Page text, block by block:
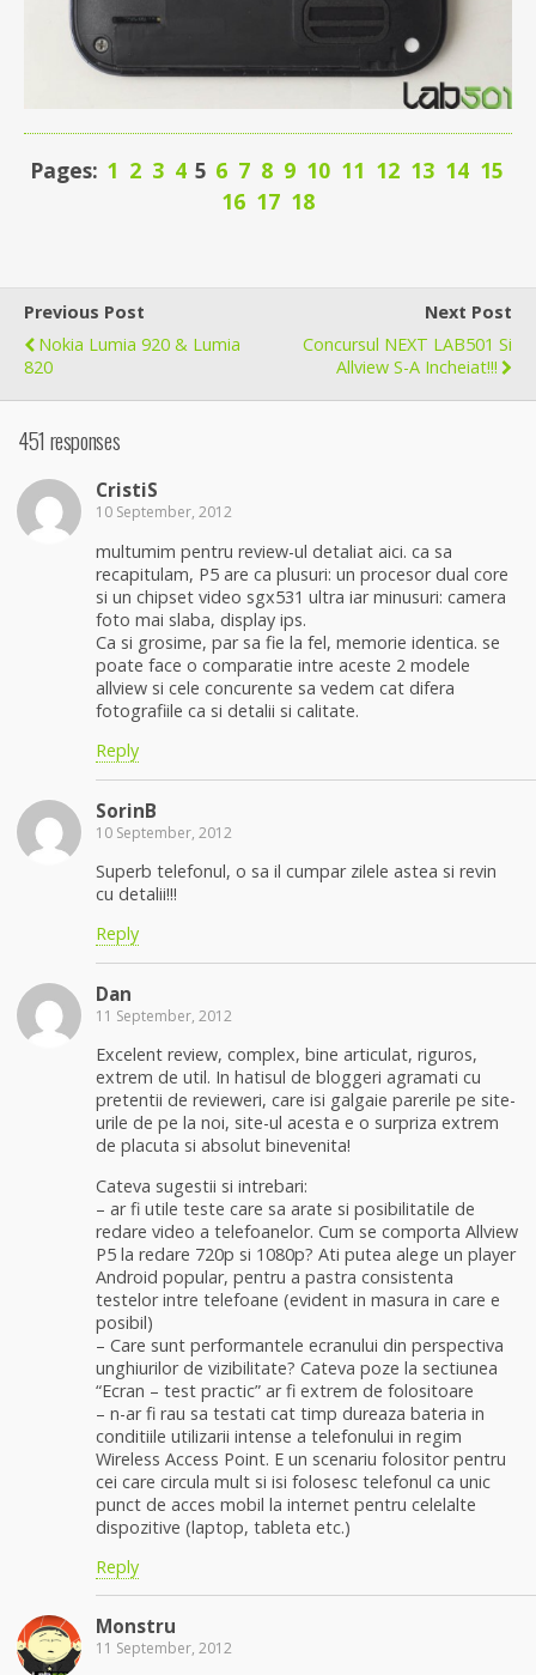
Pages: 1 2 3 4 5 6 7 8 9 10 11 12 13 14 15
16 17 18
Previous Post
Nokia Lumia 920 & Lumia
820
Next Post
Concursul NEXT LAB501 Si
Allview S-A Incheiat!!!
451 responses
CristiS
10 September, 2012
multumim pentru review-ul detaliat aici. ca sa
recapitulam, P5 are ca plusuri: un procesor dual core
si un chipset video sgx531 ultra iar minusuri: camera
foto mai slaba, display ips.
Ca si grosime, par sa fie la fel, memorie identica. se
poate face o comparatie intre aceste 2 modele
allview si cele concurente sa vedem cat difera
fotografiile ca si detalii si calitate.
Reply
SorinB
10 September, 2012
Superb telefonul, o sa il cumpar zilele astea si revin
cu detalii!!!
Reply
Dan
11 September, 2012
Excelent review, complex, bine articulat, riguros,
extrem de util. In hatisul de bloggeri agramati cu
pretentii de revieweri, care isi galgaie parerile pe site-
urile de pe la noi, site-ul acesta e o surpriza extrem
de placuta si absolut binevenita!
Cateva sugestii si intrebari:
– ar fi utile teste care sa arate si posibilitatile de
redare video a telefoanelor. Cum se comporta Allview
P5 la redare 720p si 1080p? Ati putea alege un player
Android popular, pentru a pastra consistenta
testelor intre telefoane (evident in masura in care e
posibil)
– Care sunt performantele ecranului din perspectiva
unghiurilor de vizibilitate? Cateva poze la sectiunea
“Ecran – test practic” ar fi extrem de folositoare
– n-ar fi rau sa testati cat timp dureaza bateria in
conditiile utilizarii intense a telefonului in regim
Wireless Access Point. E un scenariu folositor pentru
cei care circula mult si isi folosesc telefonul ca unic
punct de acces mobil la internet pentru celelalte
dispozitive (laptop, tableta etc.)
Reply
Monstru
11 September, 2012